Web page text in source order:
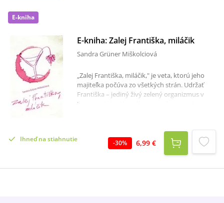
E-kniha
E-kniha: Zalej Františka, miláčik
Sandra Grüner Miškolciová
„Zalej Františka, miláčik," je veta, ktorú jeho
majiteľka počúva zo všetkých strán. Udržať
Františka – jediný živý zelený organizmus v
byte – v dobrej kondícii je pre ňu rovnako
Cafe Giovanni, ktorá presne vie, kedy ku káve
priliať aj frťana a akú terapiu práve potrebuje
trojica priateľov. Katastrofy pracovné,
nevyhýbajú, hoci by sa mohlo zdať, že majú
Ihneď na stiahnutie -30% 6,99 €